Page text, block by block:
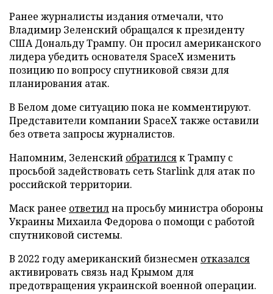
Ранее журналисты издания отмечали, что
Владимир Зеленский обращался к президенту
США Дональду Трампу. Он просил американского
лидера убедить основателя SpaceX изменить
позицию по вопросу спутниковой связи для
планирования атак.
В Белом доме ситуацию пока не комментируют.
Представители компании SpaceX также оставили
без ответа запросы журналистов.
Напомним, Зеленский обратилсяк Трампу с
просьбой задействовать сеть Starlink для атак по
российской территории.
Маск ранее ответилна просьбу министра обороны
Украины Михаила Федорова о помощи с работой
спутниковой системы.
В 2022 году американский бизнесмен отказался
активировать связь над Крымом для
предотвращения украинской военной операции.